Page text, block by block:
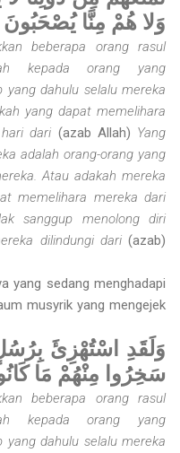
وَلا هُمْ مِنَّا يُصْحَبُونَ
beberapa orang rasul
kepada orang yang
yang dahulu selalu mereka
yang dapat memelihara
dari (azab Allah) Yang
adalah orang-orang yang
Atau adakah mereka
memelihara mereka dari
sanggup menolong diri
dilindungi dari (azab)
yang sedang menghadapi
musyrik yang mengejek
وَلَقَدِ اسْتُهْزِئَ
سَخِرُوا مِنْهُمْ مَا
beberapa orang rasul
kepada orang yang
yang dahulu selalu mereka